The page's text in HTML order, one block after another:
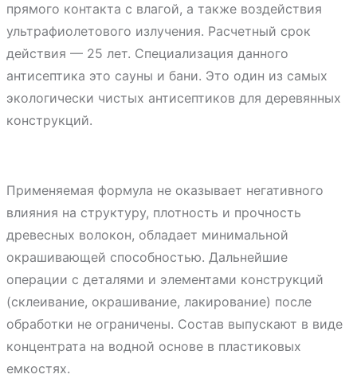
прямого контакта с влагой, а также воздействия
ультрафиолетового излучения. Расчетный срок
действия — 25 лет. Специализация данного
антисептика это сауны и бани. Это один из самых
экологически чистых антисептиков для деревянных
конструкций.
Применяемая формула не оказывает негативного
влияния на структуру, плотность и прочность
древесных волокон, обладает минимальной
окрашивающей способностью. Дальнейшие
операции с деталями и элементами конструкций
(склеивание, окрашивание, лакирование) после
обработки не ограничены. Состав выпускают в виде
концентрата на водной основе в пластиковых
емкостях.